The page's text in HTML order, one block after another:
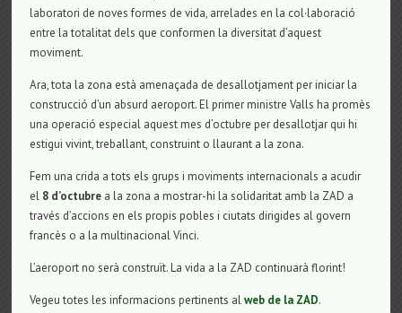
laboratori de noves formes de vida, arrelades en la col·laboració
entre la totalitat dels que conformen la diversitat d’aquest
moviment.
Ara, tota la zona està amenaçada de desallotjament per iniciar la
construcció d’un absurd aeroport. El primer ministre Valls ha promès
una operació especial aquest mes d’octubre per desallotjar qui hi
estigui vivint, treballant, construint o llaurant a la zona.
Fem una crida a tots els grups i moviments internacionals a acudir
el 8 d’octubre a la zona a mostrar-hi la solidaritat amb la ZAD a
través d’accions en els propis pobles i ciutats dirigides al govern
francès o a la multinacional Vinci.
L’aeroport no serà construït. La vida a la ZAD continuarà florint!
Vegeu totes les informacions pertinents alweb de la ZAD.